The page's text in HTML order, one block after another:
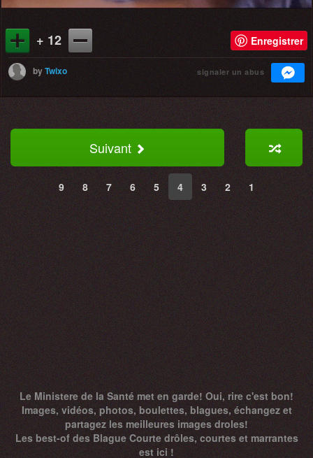
+ 12 Enregistrer
byTwixo signaler un abus
Suivant
9 8 7 6 5 4 3 2 1
Le Ministere de la Santé met en garde! Oui, rire c'est bon!
Images, vidéos, photos, boulettes, blagues, échangez et
partagez les meilleures images droles!
Les best-of des Blague Courte drôles, courtes et marrantes
est ici !